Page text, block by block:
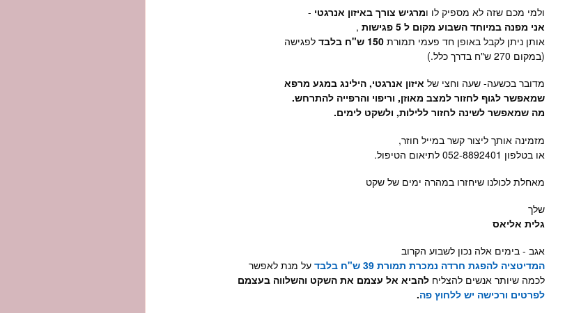
ולמי מכם שזה לא מספיק לו ומרגיש צורך באיזון אנרגטי -
אני מפנה במיוחד השבוע מקום ל 5 פגישות ,
אותן ניתן לקבל באופן חד פעמי תמורת 150 ש"ח בלבד לפגישה
(במקום 270 ש"ח בדרך כלל.)
מדובר בכשעה- שעה וחצי של איזון אנרגטי, הילינג במגע מרפא
שמאפשר לגוף לחזור למצב מאוזן, וריפוי והרפייה להתרחש.
מה שמאפשר לשינה לחזור ללילות, ולשקט לימים.
מזמינה אותך ליצור קשר במייל חוזר,
או בטלפון 052-8892401 לתיאום הטיפול.
מאחלת לכולנו שיחזרו במהרה ימים של שקט
שלך
גלית אליאס
אגב - בימים אלה נכון לשבוע הקרוב
המדיטציה להפגת חרדה נמכרת תמורת 39 ש"ח בלבד על מנת לאפשר
לכמה שיותר אנשים להצליח להביא אל עצמם את השקט והשלווה בעצמם
לפרטים ורכישה יש ללחוץ פה.